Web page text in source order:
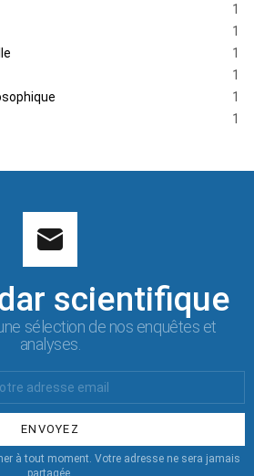
1
1
1
1
1
1
scientifique
sélection de nos enquêtes et
analyses.
à tout moment. Votre adresse ne sera jamais